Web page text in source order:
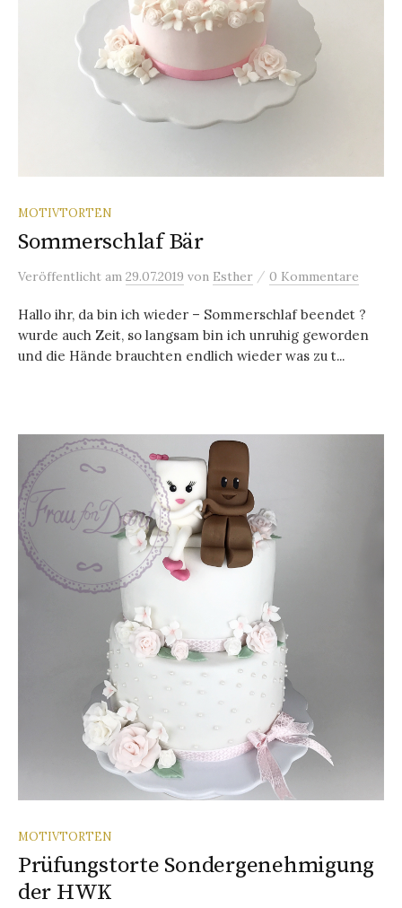
MOTIVTORTEN
Sommerschlaf Bär
Veröffentlicht am 29.07.2019 von Esther / 0 Kommentare
Hallo ihr, da bin ich wieder – Sommerschlaf beendet ?
wurde auch Zeit, so langsam bin ich unruhig geworden
und die Hände brauchten endlich wieder was zu t...
MOTIVTORTEN
Prüfungstorte Sondergenehmigung
der HWK